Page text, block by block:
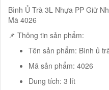
Bình Ủ Trà 3L Nhựa PP Giữ
Mã 4026
📌 Thông tin sản phẩm:
Tên sản phẩm: Bình ủ
Mã sản phẩm: 4026
Dung tích: 3 lít